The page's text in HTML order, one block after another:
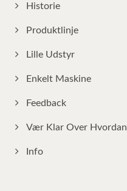
Historie
Produktlinje
Lille Udstyr
Enkelt Maskine
Feedback
Vær Klar Over Hvordan
Info